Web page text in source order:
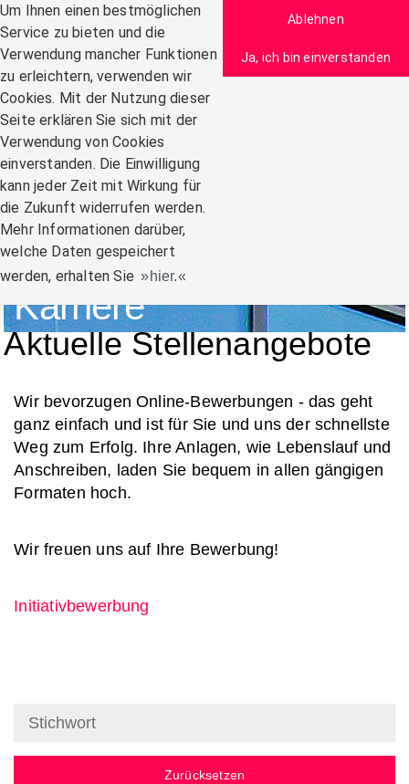
Um Ihnen einen bestmöglichen
Service zu bieten und die
Verwendung mancher Funktionen
zu erleichtern, verwenden wir
Cookies. Mit der Nutzung dieser
Seite erklären Sie sich mit der
Verwendung von Cookies
einverstanden. Die Einwilligung
kann jeder Zeit mit Wirkung für
die Zukunft widerrufen werden.
Mehr Informationen darüber,
welche Daten gespeichert
werden, erhalten Sie
hier.
Ablehnen
Ja, ich bin einverstanden
Zum Inhalt
Navigation:
Karriere
Aktuelle Stellenangebote
Wir bevorzugen Online-Bewerbungen - das geht
ganz einfach und ist für Sie und uns der schnellste
Weg zum Erfolg. Ihre Anlagen, wie Lebenslauf und
Anschreiben, laden Sie bequem in allen gängigen
Formaten hoch.
Wir freuen uns auf Ihre Bewerbung!
Initiativbewerbung
Zurücksetzen